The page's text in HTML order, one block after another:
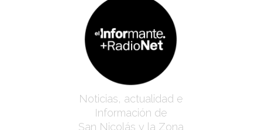
Noticias, actualidad e
Información de
San Nicolás y la Zona